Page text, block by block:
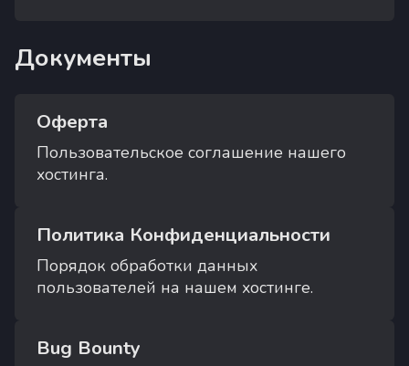
Документы
Оферта
Пользовательское соглашение нашего
хостинга.
Политика Конфиденциальности
Порядок обработки данных
пользователей на нашем хостинге.
Bug Bounty